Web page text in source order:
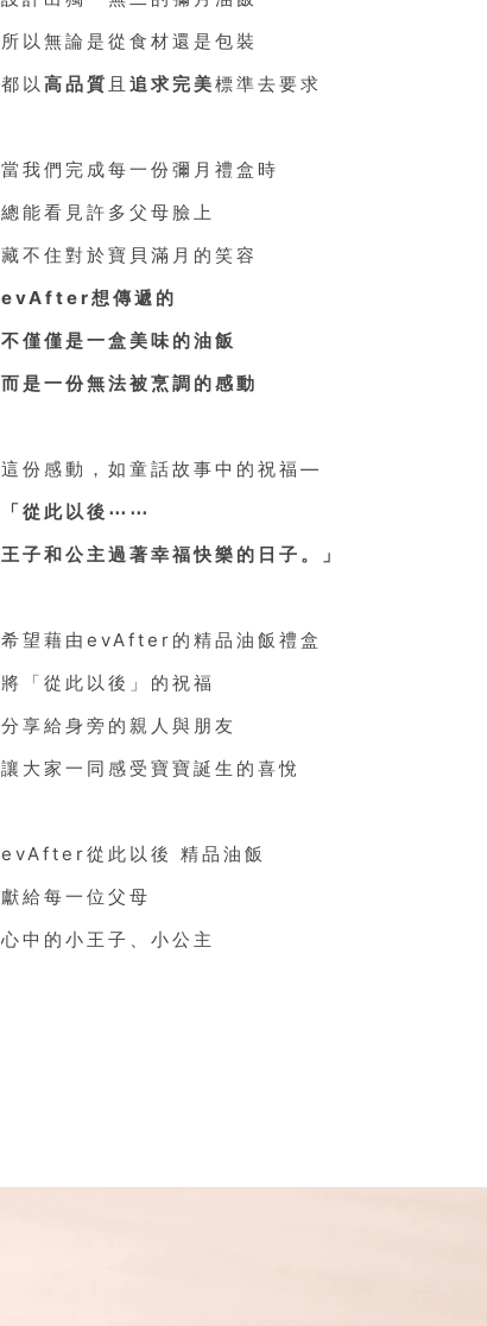
所以無論是從食材還是包裝
都以 高品質 且 追求完美標準去要求
當我們完成每一份彌月禮盒時
總能看見許多父母臉上
藏不住對於寶貝滿月的笑容
evAfter想傳遞的
不僅僅是一盒美味的油飯
而是一份無法被烹調的感動
這份感動，如童話故事中的祝福—
「從此以後⋯⋯
王子和公主過著幸福快樂的日子。」
希望藉由evAfter的精品油飯禮盒
將「從此以後」的祝福
分享給身旁的親人與朋友
讓大家一同感受寶寶誕生的喜悅
evAfter從此以後 精品油飯
獻給每一位父母
心中的小王子、小公主